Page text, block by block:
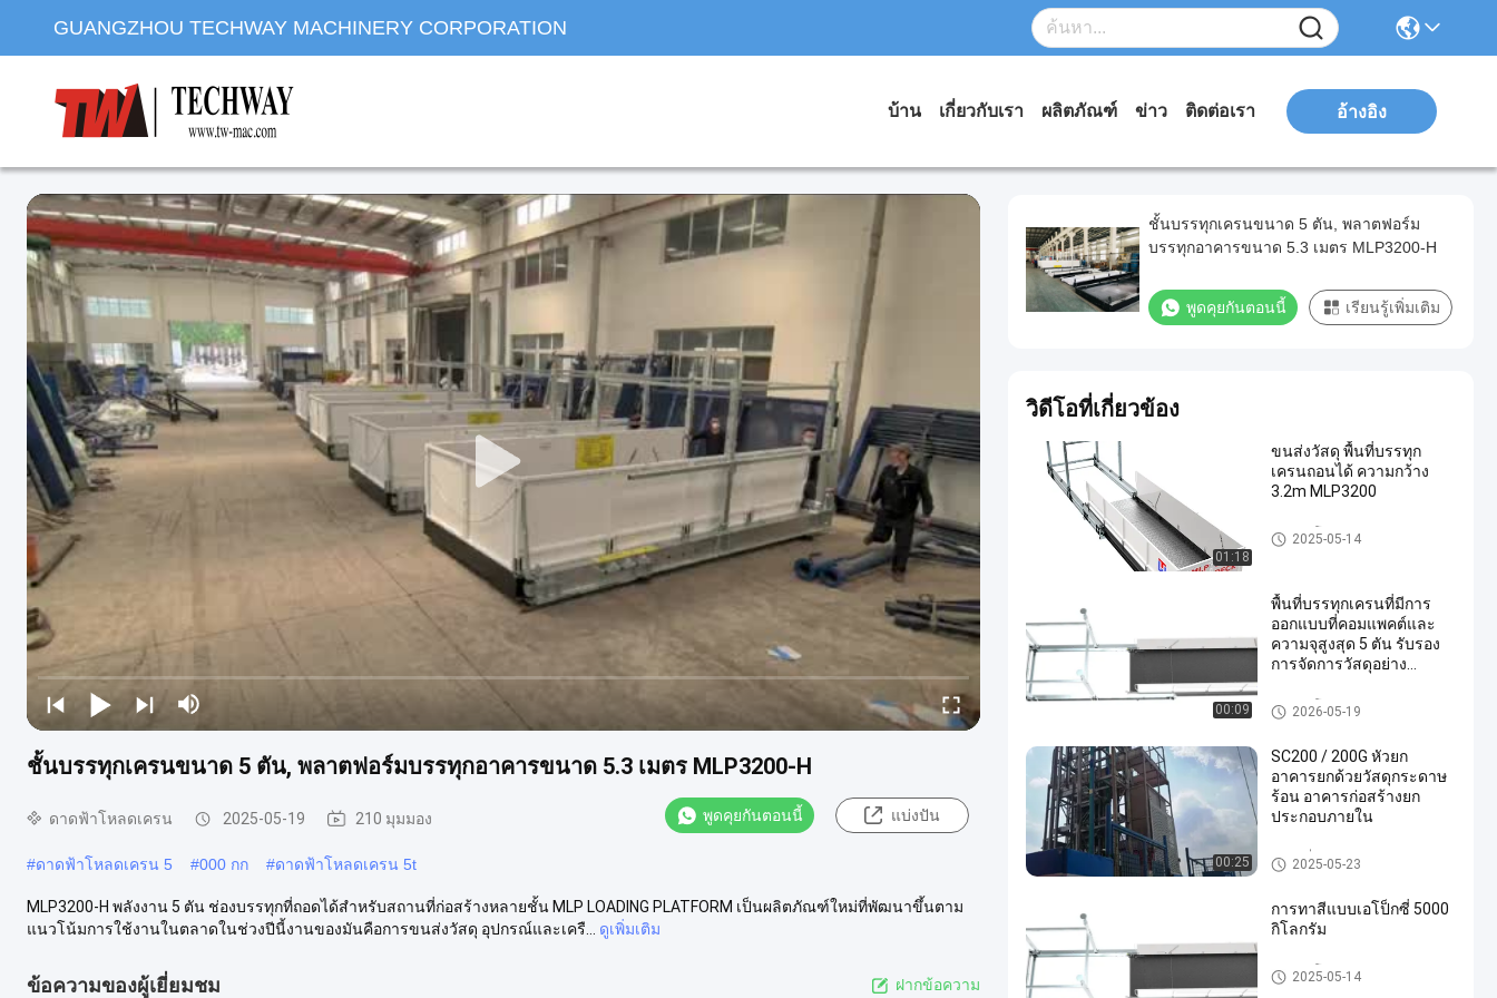
GUANGZHOU TECHWAY MACHINERY CORPORATION
บ้าน เกี่ยวกับเรา ผลิตภัณฑ์ ข่าว ติดต่อเรา อ้างอิง
ชั้นบรรทุกเครนขนาด 5 ตัน, พลาตฟอร์มบรรทุกอาคารขนาด 5.3 เมตร MLP3200-H
ดาดฟ้าโหลดเครน 2025-05-19 210 มุมมอง พูดคุยกันตอนนี้ แบ่งปัน
#ดาดฟ้าโหลดเครน 5 #000 กก #ดาดฟ้าโหลดเครน 5t
MLP3200-H พลังงาน 5 ตัน ช่องบรรทุกที่ถอดได้สําหรับสถานที่ก่อสร้างหลายชั้น MLP LOADING PLATFORM เป็นผลิตภัณฑ์ใหม่ที่พัฒนาขึ้นตาม
แนวโน้มการใช้งานในตลาดในช่วงปีนี้งานของมันคือการขนส่งวัสดุ อุปกรณ์และเครื...
ดูเพิ่มเติม
ข้อความของผู้เยี่ยมชม ฝากข้อความ
ชั้นบรรทุกเครนขนาด 5 ตัน, พลาตฟอร์ม
บรรทุกอาคารขนาด 5.3 เมตร MLP3200-H
พูดคุยกันตอนนี้ เรียนรู้เพิ่มเติม
วิดีโอที่เกี่ยวข้อง
01:18
ขนส่งวัสดุ พื้นที่บรรทุก
เครนถอนได้ ความกว้าง
3.2m MLP3200
ดาดฟ้าโหลดเครน
2025-05-14
00:09
พื้นที่บรรทุกเครนที่มีการ
ออกแบบที่คอมแพคต์และ
ความจุสูงสุด 5 ตัน รับรอง
การจัดการวัสดุอย่าง
หลายชั้น
ดาดฟ้าโหลดเครน
2026-05-19
00:25
SC200 / 200G หัวยก
อาคารยกด้วยวัสดุกระดาษ
ร้อน อาคารก่อสร้างยก
ประกอบภายใน
สถานที่ก่อสร้าง
2025-05-23
การทาสีแบบเอโป็กซี่ 5000
กิโลกรัม
ดาดฟ้าโหลดเครน
2025-05-14